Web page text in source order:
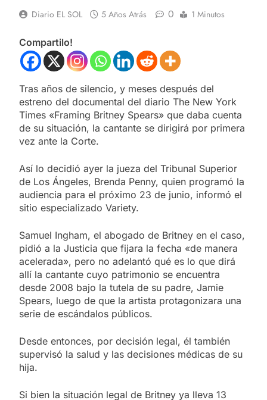
Diario EL SOL 5 Años Atrás 0 1 Minutos
Compartilo!
Tras años de silencio, y meses después del
estreno del documental del diario The New York
Times «Framing Britney Spears» que daba cuenta
de su situación, la cantante se dirigirá por primera
vez ante la Corte.
Así lo decidió ayer la jueza del Tribunal Superior
de Los Ángeles, Brenda Penny, quien programó la
audiencia para el próximo 23 de junio, informó el
sitio especializado Variety.
Samuel Ingham, el abogado de Britney en el caso,
pidió a la Justicia que fijara la fecha «de manera
acelerada», pero no adelantó qué es lo que dirá
allí la cantante cuyo patrimonio se encuentra
desde 2008 bajo la tutela de su padre, Jamie
Spears, luego de que la artista protagonizara una
serie de escándalos públicos.
Desde entonces, por decisión legal, él también
supervisó la salud y las decisiones médicas de su
hija.
Si bien la situación legal de Britney ya lleva 13